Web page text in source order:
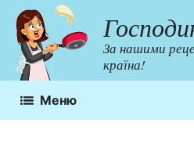
Перейти
до
контенту
За нашими
країна!
Меню